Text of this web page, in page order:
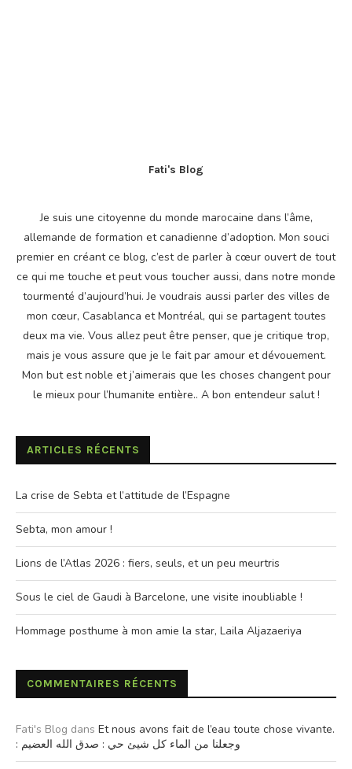
Fati's Blog
Je suis une citoyenne du monde marocaine dans l’âme,
allemande de formation et canadienne d’adoption. Mon souci
premier en créant ce blog, c’est de parler à cœur ouvert de tout
ce qui me touche et peut vous toucher aussi, dans notre monde
tourmenté d’aujourd’hui. Je voudrais aussi parler des villes de
mon cœur, Casablanca et Montréal, qui se partagent toutes
deux ma vie. Vous allez peut être penser, que je critique trop,
mais je vous assure que je le fait par amour et dévouement.
Mon but est noble et j’aimerais que les choses changent pour
le mieux pour l’humanite entière.. A bon entendeur salut !
ARTICLES RÉCENTS
La crise de Sebta et l’attitude de l’Espagne
Sebta, mon amour !
Lions de l’Atlas 2026 : fiers, seuls, et un peu meurtris
Sous le ciel de Gaudi à Barcelone, une visite inoubliable !
Hommage posthume à mon amie la star, Laila Aljazaeriya
COMMENTAIRES RÉCENTS
Fati's Blog dans Et nous avons fait de l’eau toute chose vivante.
: وجعلنا من الماء كل شيئ حي : صدق الله العضيم